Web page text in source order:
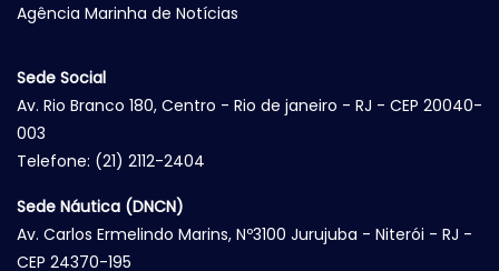
Agência Marinha de Notícias
Sede Social
Av. Rio Branco 180, Centro - Rio de janeiro - RJ - CEP 20040-
003
Telefone: (21) 2112-2404
Sede Náutica (DNCN)
Av. Carlos Ermelindo Marins, Nº3100 Jurujuba - Niterói - RJ -
CEP 24370-195